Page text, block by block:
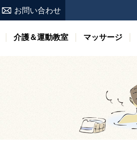
お問い合わせ
介護＆運動教室 マッサージ